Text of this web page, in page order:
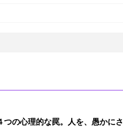
の心理的な罠。人を、愚かにさ